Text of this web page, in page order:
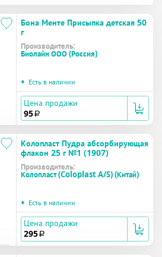
Бона Менте Присыпка детская 50
г
Производитель:
Биолайн ООО (Россия)
• Есть в наличии
Цена продажи
95 a
Колопласт Пудра абсорбирующая
флакон 25 г №1 (1907)
Производитель:
Колопласт (Coloplast A/S) (Китай)
• Есть в наличии
Цена продажи
295 a